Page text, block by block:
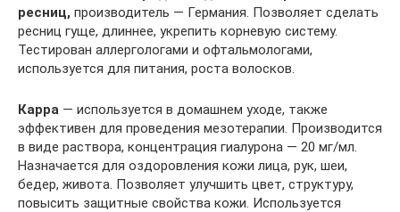
ресниц, производитель — Германия. Позволяет сделать
ресниц гуще, длиннее, укрепить корневую систему.
Тестирован аллергологами и офтальмологами,
используется для питания, роста волосков.
Карра — используется в домашнем уходе, также
эффективен для проведения мезотерапии. Производится
в виде раствора, концентрация гиалурона — 20 мг/мл.
Назначается для оздоровления кожи лица, рук, шеи,
бедер, живота. Позволяет улучшить цвет, структуру,
повысить защитные свойства кожи. Используется